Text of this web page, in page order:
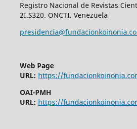
Registro Nacional de Revistas
2I.S320. ONCTI. Venezuela
Web Page
URL: https://
OAI-PMH
URL: https://